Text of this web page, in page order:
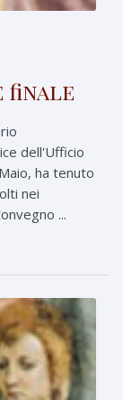
finale
dell'Ufficio
ha tenuto
nei
...